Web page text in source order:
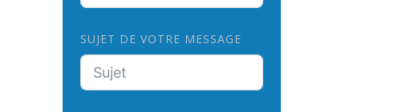
SUJET DE VOTRE MESSAGE